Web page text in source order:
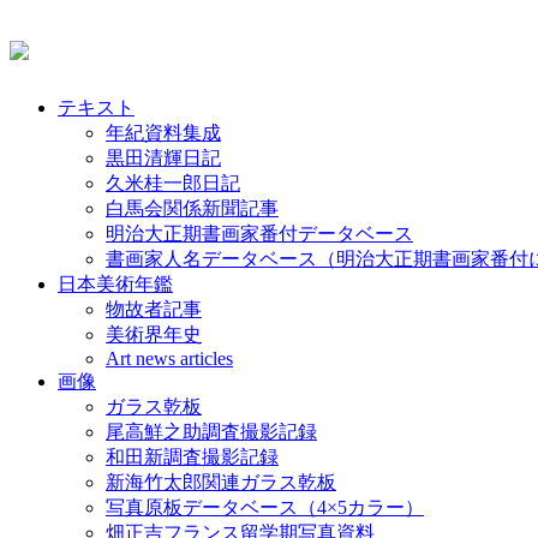
テキスト
年紀資料集成
黒田清輝日記
久米桂一郎日記
白馬会関係新聞記事
明治大正期書画家番付データベース
書画家人名データベース（明治大正期書画家番付
日本美術年鑑
物故者記事
美術界年史
Art news articles
画像
ガラス乾板
尾高鮮之助調査撮影記録
和田新調査撮影記録
新海竹太郎関連ガラス乾板
写真原板データベース（4×5カラー）
畑正吉フランス留学期写真資料